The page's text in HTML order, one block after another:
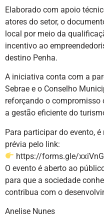
Elaborado com apoio
atores do setor, o
local por meio da
incentivo ao
destino Penha.
A iniciativa conta com a
Sebrae e o Conselho
reforçando o
a gestão eficiente do
Para participar do evento,
prévia pelo link:
https://forms.gle/
O evento é aberto ao
para que a sociedade
contribua com o
Anelise Nunes